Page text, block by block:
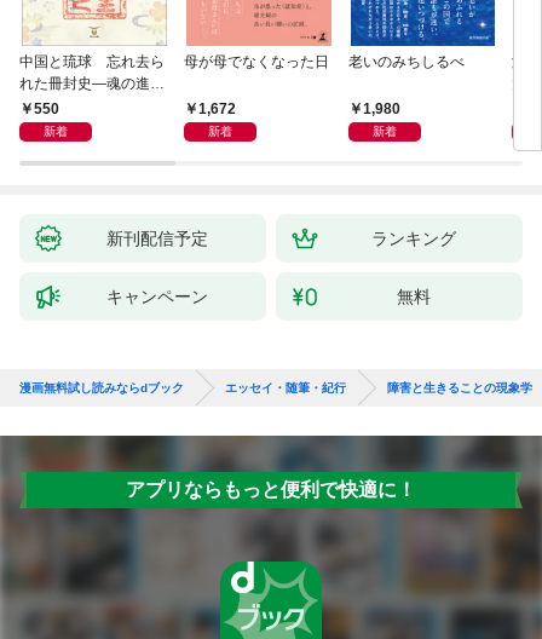
中国と琉球 忘れ去ら
れた冊封史―魂の進化
―550
新着
母が母でなくなった日
1,672
新着
老いのみちしるべ
1,980
新着
激
新刊配信予定 ランキング
キャンペーン 無料
漫画無料試し読みならdブック エッセイ・随筆・紀行 障害と生きることの現象学
アプリならもっと便利で快適に！